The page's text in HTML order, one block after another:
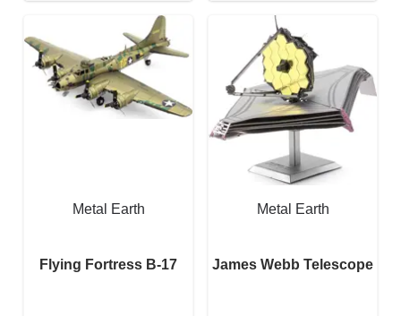
Metal Earth
Flying Fortress B-17
Metal Earth
James Webb Telescope